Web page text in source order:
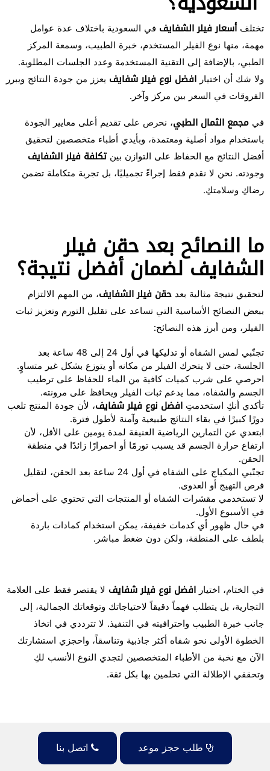
تختلفأسعار فيلر الشفايف في السعودية باختلاف عدة عوامل
مهمة، منها نوع الفيلر المستخدم، خبرة الطبيب، وسمعة المركز
الطبي، بالإضافة إلى التقنية المستخدمة وعدد الجلسات المطلوبة.
ولا شك أن اختيارافضل نوع فيلر شفايف يعزز من جودة النتائج ويبرر
الفروقات في السعر بين مركز وآخر.
في مجمع الثمال الطبي، نحرص على تقديم أعلى معايير الجودة
باستخدام مواد أصلية ومعتمدة، وبأيدي أطباء متخصصين لتحقيق
أفضل النتائج مع الحفاظ على التوازن بين تكلفة فيلر الشفايف
وجودته. نحن لا نقدم فقط إجراءً تجميليًا، بل تجربة متكاملة تضمن
رضاكِ وسلامتكِ.
ما النصائح بعد حقن فيلر
الشفايف لضمان أفضل نتيجة؟
لتحقيق نتيجة مثالية بعد حقن فيلر الشفايف، من المهم الالتزام
ببعض النصائح الأساسية التي تساعد على تقليل التورم وتعزيز ثبات
الفيلر، ومن أبرز هذه النصائح:
تجنّبي لمس الشفاه أو تدليكها في أول 24 إلى 48 ساعة بعد
الجلسة، حتى لا يتحرك الفيلر من مكانه أو يتوزع بشكل غير متساوٍ.
احرصي على شرب كميات كافية من الماء للحفاظ على ترطيب
الجسم والشفاه، مما يدعم ثبات الفيلر ويحافظ على مرونته.
تأكدي أنكِ استخدمتِ افضل نوع فيلر شفايف، لأن جودة المنتج تلعب
دورًا كبيرًا في بقاء النتائج طبيعية وآمنة لأطول فترة.
ابتعدي عن التمارين الرياضية العنيفة لمدة يومين على الأقل، لأن
ارتفاع حرارة الجسم قد يسبب تورمًا أو احمرارًا زائدًا في منطقة
الحقن.
تجنّبي المكياج على الشفاه في أول 24 ساعة بعد الحقن، لتقليل
فرص التهيج أو العدوى.
لا تستخدمي مقشرات الشفاه أو المنتجات التي تحتوي على أحماض
في الأسبوع الأول.
في حال ظهور أي كدمات خفيفة، يمكن استخدام كمادات باردة
بلطف على المنطقة، ولكن دون ضغط مباشر.
في الختام، اختيارافضل نوع فيلر شفايف لا يقتصر فقط على العلامة
التجارية، بل يتطلب فهماً دقيقاً لاحتياجاتك وتوقعاتك الجمالية، إلى
جانب خبرة الطبيب واحترافيته في التنفيذ. لا تترددي في اتخاذ
الخطوة الأولى نحو شفاه أكثر جاذبية وتناسقاً، واحجزي استشارتك
الآن مع نخبة من الأطباء المتخصصين لتجدي النوع الأنسب لكِ
وتحققي الإطلالة التي تحلمين بها بكل ثقة.
طلب حجز موعد اتصل بنا